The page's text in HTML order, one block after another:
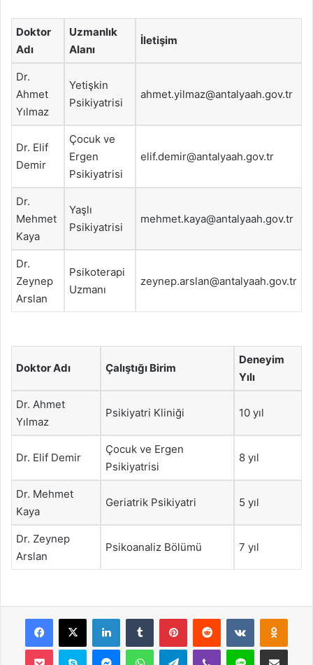
Doktor
Adı
Uzmanlık
Alanı
İletişim
Dr.
Ahmet
Yılmaz
Yetişkin
Psikiyatrisi
ahmet.yilmaz@antalyaah.gov.tr
Dr. Elif
Demir
Çocuk ve
Ergen
Psikiyatrisi
elif.demir@antalyaah.gov.tr
Dr.
Mehmet
Kaya
Yaşlı
Psikiyatrisi
mehmet.kaya@antalyaah.gov.tr
Dr.
Zeynep
Arslan
Psikoterapi
Uzmanı
zeynep.arslan@antalyaah.gov.tr
Doktor Adı Çalıştığı Birim
Deneyim
Yılı
Dr. Ahmet
Yılmaz
Psikiyatri Kliniği 10 yıl
Dr. Elif Demir
Çocuk ve Ergen
Psikiyatrisi
8 yıl
Dr. Mehmet
Kaya
Geriatrik Psikiyatri 5 yıl
Dr. Zeynep
Arslan
Psikoanaliz Bölümü 7 yıl
Facebook
X LinkedInTumblr PinterestReddit VKontakte
Pocket Skype MessengerWhatsAppTelegramViber Line E-Posta ile